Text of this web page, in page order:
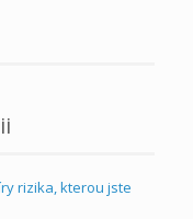
rizika, kterou jste